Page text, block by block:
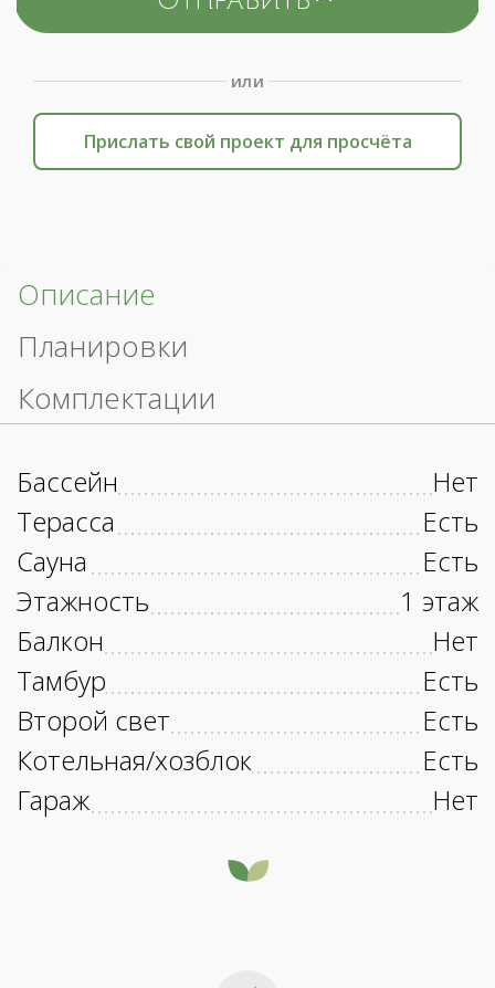
или
Прислать свой проект для просчёта
Описание
Планировки
Комплектации
Бассейн
Нет
Терасса
Есть
Сауна
Есть
Этажность
1 этаж
Балкон
Нет
Тамбур
Есть
Второй свет
Есть
Котельная/хозблок
Есть
Гараж
Нет